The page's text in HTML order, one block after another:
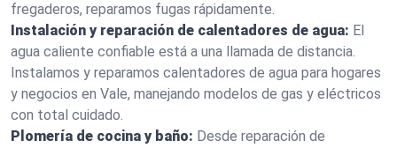
fregaderos, reparamos fugas rápidamente.
Instalación y reparación de calentadores de agua: El
agua caliente confiable está a una llamada de distancia.
Instalamos y reparamos calentadores de agua para hogares
y negocios en Vale, manejando modelos de gas y eléctricos
con total cuidado.
Plomería de cocina y baño: Desde reparación de